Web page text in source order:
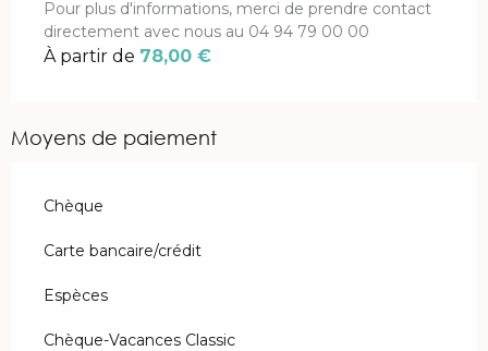
Pour plus d'informations, merci de prendre contact
directement avec nous au 04 94 79 00 00
À partir de 78,00 €
Moyens de paiement
Chèque
Carte bancaire/crédit
Espèces
Chèque-Vacances Classic